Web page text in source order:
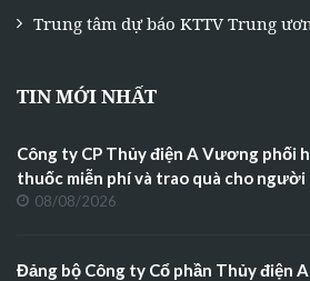
Trung tâm dự báo KTTV Trung
TIN MỚI NHẤT
Công ty CP Thủy điện A Vương phối
thuốc miễn phí và trao quà cho
08/08/2026
Đảng bộ Công ty Cổ phần Thủy điện